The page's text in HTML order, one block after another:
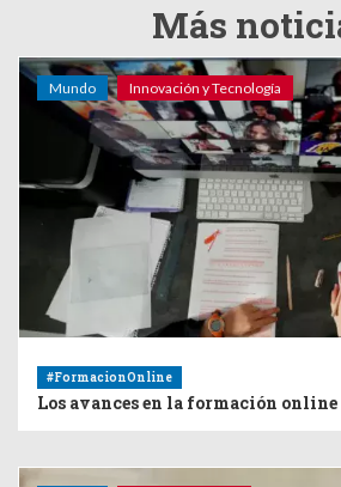
Más
Mundo Innovación y Tecnología
#FormacionOnline
Los avances en la formación